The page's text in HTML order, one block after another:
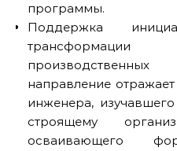
программы.
Поддержка
направление
инженера,
строящему
осваивающего